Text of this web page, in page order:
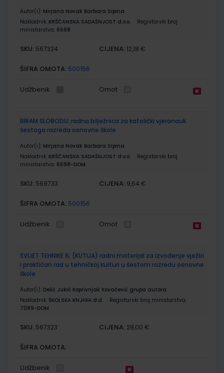
Autor(i): Mirjana Novak Barbara Sipina
Nakladnik: KRŠĆANSKA SADAŠNJOST d.o.o.
Registarski broj
ministarstva: 6698
SKU: 567324 CIJENA: 12,18 €
ŠIFRA OMOTA: 500156
Udžbenik Omot
BIRAM SLOBODU; radna bilježnica za katolički vjeronauk
šestoga razreda osnovne škole
Autor(i): Mirjana Novak Barbara Sipina
Nakladnik: KRŠĆANSKA SADAŠNJOST d.o.o.
Registarski broj
ministarstva: 6698-DOM
SKU: 569733 CIJENA: 9,64 €
ŠIFRA OMOTA: 500156
Udžbenik Omot
SVIJET TEHNIKE 6; (KUTIJA) radni materijal za izvođenje vježbi
i praktičan rad u tehničkoj kulturi u šestom razredu osnovne
škole
Autor(i): Delić Jukić Koprivnjak Kovačević grupa autora
Nakladnik: ŠKOLSKA KNJIGA d.d.
Registarski broj ministarstva:
7089-DOM
SKU: 567323 CIJENA: 28,00 €
ŠIFRA OMOTA:
Udžbenik